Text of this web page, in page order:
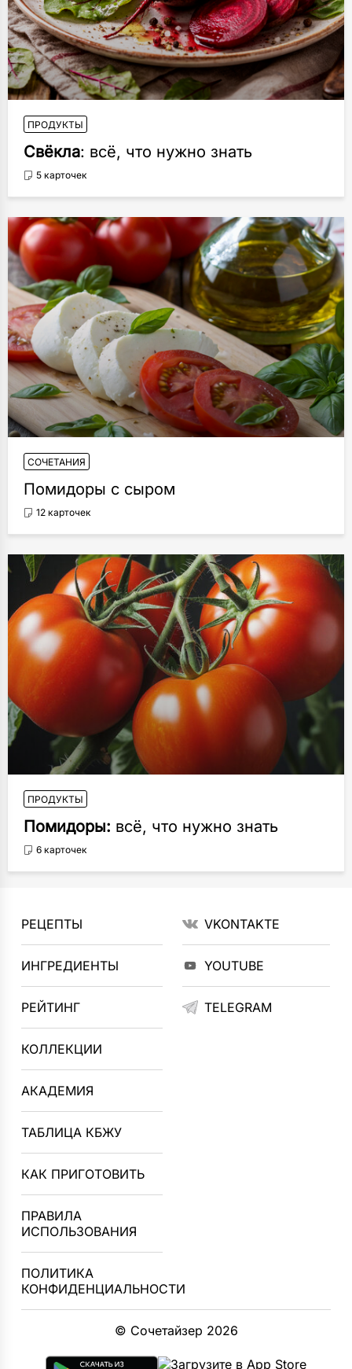
ПРОДУКТЫ
Свёкла: всё, что нужно знать
5 карточек
СОЧЕТАНИЯ
Помидоры с сыром
12 карточек
ПРОДУКТЫ
Помидоры: всё, что нужно знать
6 карточек
РЕЦЕПТЫ
ИНГРЕДИЕНТЫ
РЕЙТИНГ
КОЛЛЕКЦИИ
АКАДЕМИЯ
ТАБЛИЦА КБЖУ
КАК ПРИГОТОВИТЬ
ПРАВИЛА
ИСПОЛЬЗОВАНИЯ
ПОЛИТИКА
КОНФИДЕНЦИАЛЬНОСТИ
VKONTAKTE
YOUTUBE
TELEGRAM
© Сочетайзер 2026